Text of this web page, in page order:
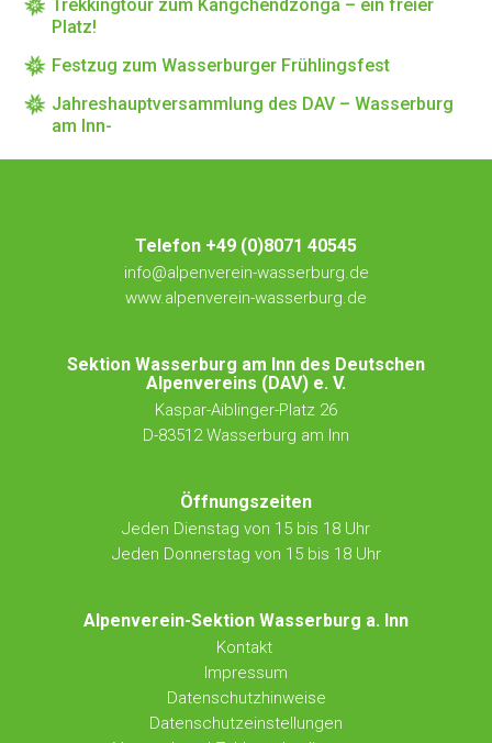
Trekkingtour zum Kangchendzönga – ein freier
Platz!
Festzug zum Wasserburger Frühlingsfest
Jahreshauptversammlung des DAV – Wasserburg
am Inn-
Telefon +49 (0)8071 40545
info@alpenverein-wasserburg.de
www.alpenverein-wasserburg.de
Sektion Wasserburg am Inn des Deutschen
Alpenvereins (DAV) e. V.
Kaspar-Aiblinger-Platz 26
D-83512 Wasserburg am Inn
Öffnungszeiten
Jeden Dienstag von 15 bis 18 Uhr
Jeden Donnerstag von 15 bis 18 Uhr
Alpenverein-Sektion Wasserburg a. Inn
Kontakt
Impressum
Datenschutzhinweise
Datenschutzeinstellungen